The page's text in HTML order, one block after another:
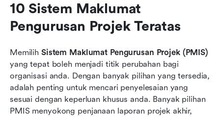
10 Sistem Maklumat
Pengurusan Projek Teratas
Memilih Sistem Maklumat Pengurusan Projek (PMIS)
yang tepat boleh menjadi titik perubahan bagi
organisasi anda. Dengan banyak pilihan yang tersedia,
adalah penting untuk mencari penyelesaian yang
sesuai dengan keperluan khusus anda. Banyak pilihan
PMIS menyokong penjanaan laporan projek akhir,